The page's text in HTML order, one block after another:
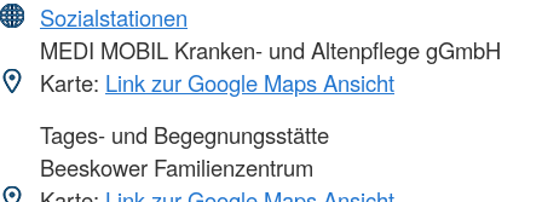
Sozialstationen
MEDI MOBIL Kranken- und Altenpflege gGmbH
Karte: Link zur Google Maps Ansicht
Tages- und Begegnungsstätte
Beeskower Familienzentrum